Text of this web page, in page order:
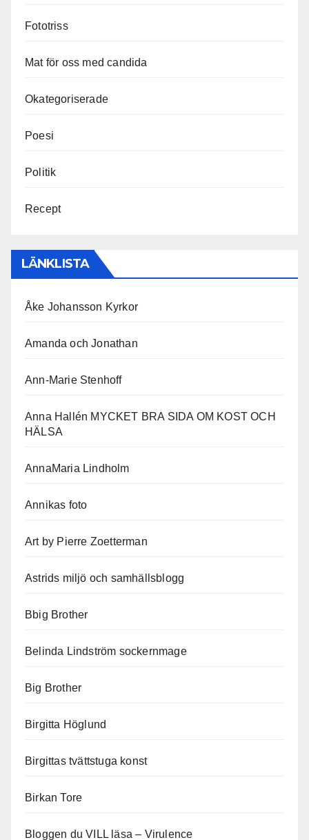
Fototriss
Mat för oss med candida
Okategoriserade
Poesi
Politik
Recept
LÄNKLISTA
Åke Johansson Kyrkor
Amanda och Jonathan
Ann-Marie Stenhoff
Anna Hallén MYCKET BRA SIDA OM KOST OCH
HÄLSA
AnnaMaria Lindholm
Annikas foto
Art by Pierre Zoetterman
Astrids miljö och samhällsblogg
Bbig Brother
Belinda Lindström sockernmage
Big Brother
Birgitta Höglund
Birgittas tvättstuga konst
Birkan Tore
Bloggen du VILL läsa – Virulence